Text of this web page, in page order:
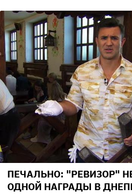
ПЕЧАЛЬНО: "РЕВИЗОР"
ОДНОЙ НАГРАДЫ В